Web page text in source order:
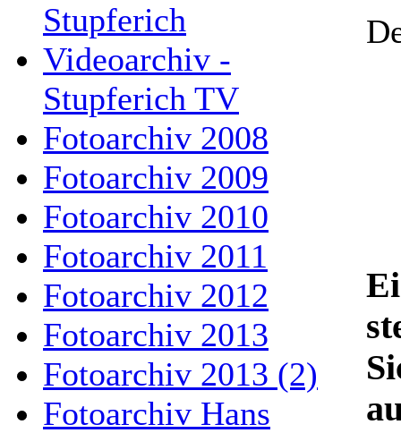
Stupferich
Videoarchiv -
Stupferich TV
Fotoarchiv 2008
Fotoarchiv 2009
Fotoarchiv 2010
Fotoarchiv 2011
Fotoarchiv 2012
Fotoarchiv 2013
Fotoarchiv 2013 (2)
Fotoarchiv Hans